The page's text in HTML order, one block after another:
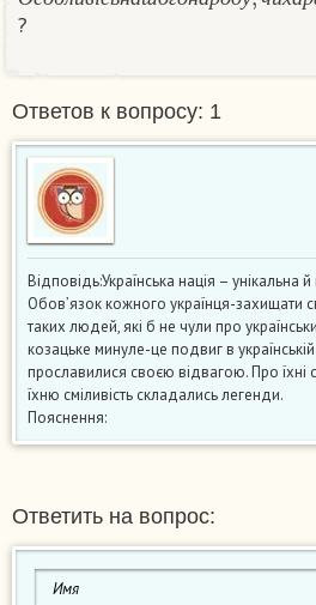
О с о бл и в і с ьн а ш о г о н а р о д у ч ихар
?
Ответов к вопросу: 1
Відповідь:Українська нація – унікальна
Обов’язок кожного українця-захищати
таких людей, які б не чули про
козацьке минуле-це подвиг в українській
прославилися своєю відвагою. Про їхні
їхню сміливість складались легенди.
Пояснення:
Ответить на вопрос: